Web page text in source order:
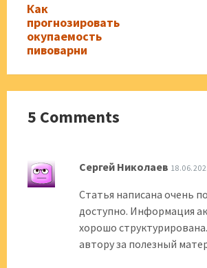
Как
прогнозировать
окупаемость
пивоварни
5 Comments
Сергей Николаев
Статья написана очень
доступно. Информация
хорошо
автору за полезный